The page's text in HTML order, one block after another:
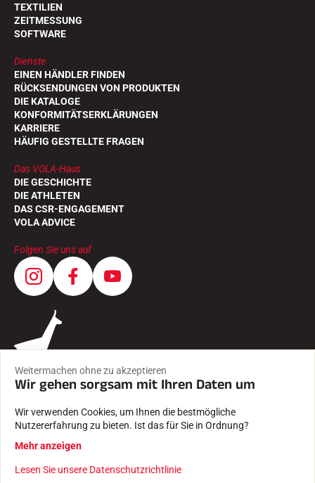
TEXTILIEN
ZEITMESSUNG
SOFTWARE
Dienste
EINEN HÄNDLER FINDEN
RÜCKSENDUNGEN VON PRODUKTEN
DIE KATALOGE
KONFORMITÄTSERKLÄRUNGEN
KARRIERE
HÄUFIG GESTELLTE FRAGEN
Das VOLA-Haus
DIE GESCHICHTE
DIE ATHLETEN
DAS CSR-ENGAGEMENT
VOLA ADVICE
Folgen Sie uns auf
RECHTLICHE HINWEISE
DATENSCHUTZRICHTLINIE
Weitermachen ohne zu akzeptieren
Wir gehen sorgsam mit Ihren Daten um
Wir verwenden Cookies, um Ihnen die bestmögliche
Nutzererfahrung zu bieten. Ist das für Sie in Ordnung?
Mehr anzeigen
Lesen Sie unsere Datenschutzrichtlinie